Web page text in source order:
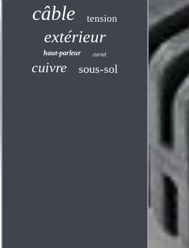
câble tension
extérieur
haut-parleur curiel
cuivre sous-sol